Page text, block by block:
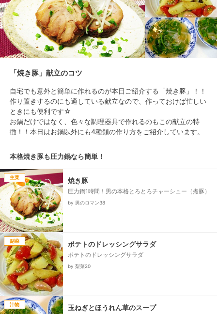
「焼き豚」献立のコツ
自宅でも意外と簡単に作れるのが本日ご紹介する「焼き豚」！！
作り置きするのにも適している献立なので、作っておけば忙しい
ときにも便利です☆
お鍋だけではなく、色々な調理器具で作れるのもこの献立の特
徴！！本日はお鍋以外にも4種類の作り方をご紹介しています。
本格焼き豚も圧力鍋なら簡単！
主菜 焼き豚
圧力鍋1時間！男の本格とろとろチャーシュー（煮豚）
by 男のロマン38
副菜 ポテトのドレッシングサラダ
ポテトのドレッシングサラダ
by 梨菜20
汁物 玉ねぎとほうれん草のスープ